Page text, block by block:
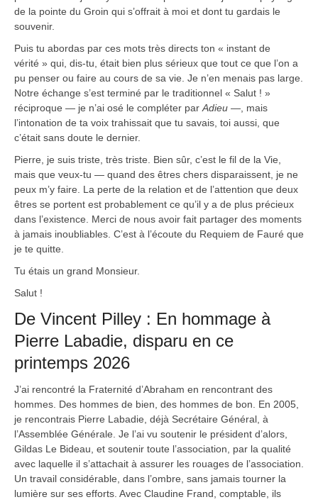
de la pointe du Groin qui s’offrait à moi et dont tu gardais le
souvenir.
Puis tu abordas par ces mots très directs ton « instant de
vérité » qui, dis-tu, était bien plus sérieux que tout ce que l’on a
pu penser ou faire au cours de sa vie. Je n’en menais pas large.
Notre échange s’est terminé par le traditionnel « Salut ! »
réciproque — je n’ai osé le compléter par Adieu —, mais
l’intonation de ta voix trahissait que tu savais, toi aussi, que
c’était sans doute le dernier.
Pierre, je suis triste, très triste. Bien sûr, c’est le fil de la Vie,
mais que veux-tu — quand des êtres chers disparaissent, je ne
peux m’y faire. La perte de la relation et de l’attention que deux
êtres se portent est probablement ce qu’il y a de plus précieux
dans l’existence. Merci de nous avoir fait partager des moments
à jamais inoubliables. C’est à l’écoute du Requiem de Fauré que
je te quitte.
Tu étais un grand Monsieur.
Salut !
De Vincent Pilley : En hommage à
Pierre Labadie, disparu en ce
printemps 2026
J’ai rencontré la Fraternité d’Abraham en rencontrant des
hommes. Des hommes de bien, des hommes de bon. En 2005,
je rencontrais Pierre Labadie, déjà Secrétaire Général, à
l’Assemblée Générale. Je l’ai vu soutenir le président d’alors,
Gildas Le Bideau, et soutenir toute l’association, par la qualité
avec laquelle il s’attachait à assurer les rouages de l’association.
Un travail considérable, dans l’ombre, sans jamais tourner la
lumière sur ses efforts. Avec Claudine Frand, comptable, ils